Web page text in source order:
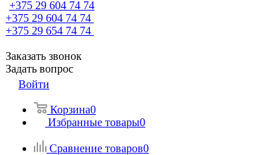
+375 29 604 74 74
+375 29 604 74 74
+375 29 654 74 74
Заказать звонок
Задать вопрос
Войти
Корзина0
Избранные товары0
Сравнение товаров0